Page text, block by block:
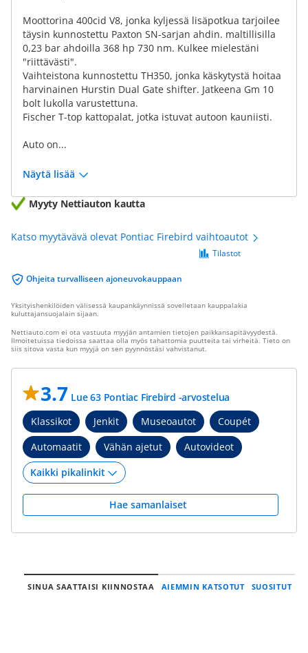
Moottorina 400cid V8, jonka kyljessä lisäpotkua tarjoilee
täysin kunnostettu Paxton SN-sarjan ahdin. maltillisilla
0,23 bar ahdoilla 368 hp 730 nm. Kulkee mielestäni
"riittävästi".
Vaihteistona kunnostettu TH350, jonka käskytystä hoitaa
harvinainen Hurstin Dual Gate shifter. Jatkeena Gm 10
bolt lukolla varustettuna.
Fischer T-top kattopalat, jotka istuvat autoon kauniisti.
Auto on...
Näytä lisää
Myyty Nettiauton kautta
Katso myytävävä olevat Pontiac Firebird vaihtoautot
Ohjeita turvalliseen ajoneuvokauppaan
Tilastot
Yksityishenkilöiden välisessä kaupankäynnissä sovelletaan kauppalakia
kuluttajansuojalain sijaan.
Nettiauto.com ei ota vastuuta myyjän antamien tietojen paikkansapitävyydestä.
Ilmoitetuissa tiedoissa saattaa olla myös tahattomia puutteita tai virheitä. Tieto on
siis sitova vasta kun myyjä on sen pyynnöstäsi vahvistanut.
3.7 Lue 63 Pontiac Firebird -arvostelua
Klassikot
Jenkit Museoautot
Coupét
Automaatit
Vähän ajetut Autovideot
Hae samanlaiset
SINUA SAATTAISI KIINNOSTAA AIEMMIN KATSOTUT SUOSITUT